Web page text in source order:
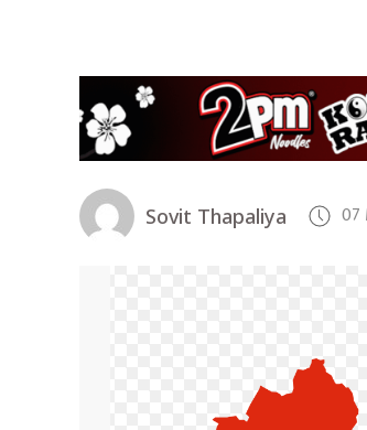
Sovit Thapaliya 07